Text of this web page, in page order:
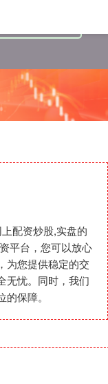
配资炒股,实盘的
平台，您可以放心
为您提供稳定的交
无忧。同时，我们
保障。